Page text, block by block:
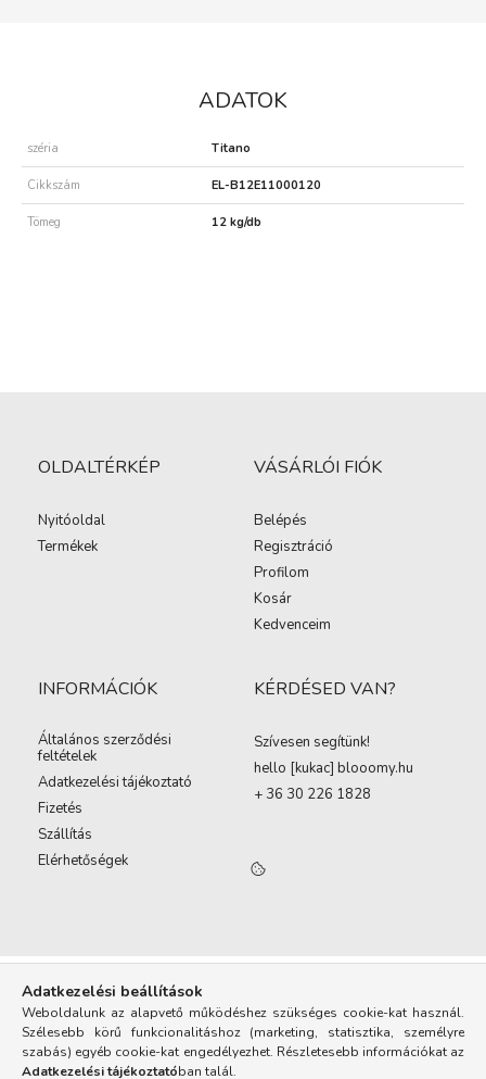
ADATOK
széria Titano
Cikkszám EL-B12E11000120
Tömeg 12 kg/db
OLDALTÉRKÉP
Nyitóoldal
Termékek
VÁSÁRLÓI FIÓK
Belépés
Regisztráció
Profilom
Kosár
Kedvenceim
INFORMÁCIÓK
Általános szerződési
feltételek
Adatkezelési tájékoztató
Fizetés
Szállítás
Elérhetőségek
KÉRDÉSED VAN?
Szívesen segítünk!
hello [kukac] blooomy.hu
+ 36 30 226 1828
Adatkezelési beállítások
Weboldalunk az alapvető működéshez szükséges cookie-kat használ.
Szélesebb körű funkcionalitáshoz (marketing, statisztika, személyre
szabás) egyéb cookie-kat engedélyezhet. Részletesebb információkat az
Adatkezelési tájékoztatóban talál.